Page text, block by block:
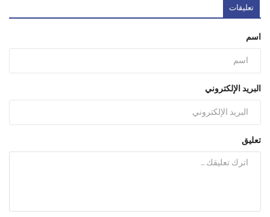
تعليقات
اسم
البريد الإلكتروني
تعليق